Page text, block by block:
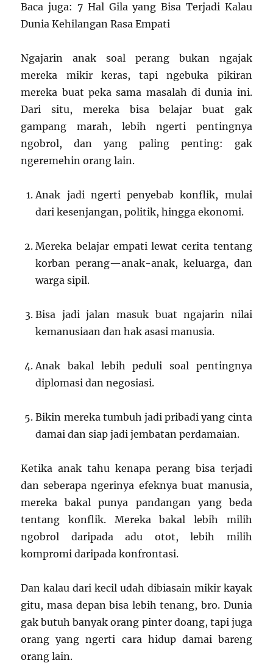
Baca juga: 7 Hal Gila yang Bisa Terjadi Kalau
Dunia Kehilangan Rasa Empati
Ngajarin anak soal perang bukan ngajak
mereka mikir keras, tapi ngebuka pikiran
mereka buat peka sama masalah di dunia ini.
Dari situ, mereka bisa belajar buat gak
gampang marah, lebih ngerti pentingnya
ngobrol, dan yang paling penting: gak
ngeremehin orang lain.
Anak jadi ngerti penyebab konflik, mulai
dari kesenjangan, politik, hingga ekonomi.
Mereka belajar empati lewat cerita tentang
korban perang—anak-anak, keluarga, dan
warga sipil.
Bisa jadi jalan masuk buat ngajarin nilai
kemanusiaan dan hak asasi manusia.
Anak bakal lebih peduli soal pentingnya
diplomasi dan negosiasi.
Bikin mereka tumbuh jadi pribadi yang cinta
damai dan siap jadi jembatan perdamaian.
Ketika anak tahu kenapa perang bisa terjadi
dan seberapa ngerinya efeknya buat manusia,
mereka bakal punya pandangan yang beda
tentang konflik. Mereka bakal lebih milih
ngobrol daripada adu otot, lebih milih
kompromi daripada konfrontasi.
Dan kalau dari kecil udah dibiasain mikir kayak
gitu, masa depan bisa lebih tenang, bro. Dunia
gak butuh banyak orang pinter doang, tapi juga
orang yang ngerti cara hidup damai bareng
orang lain.